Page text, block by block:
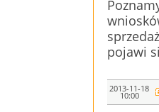
pojawi
2013-11-18
10:00